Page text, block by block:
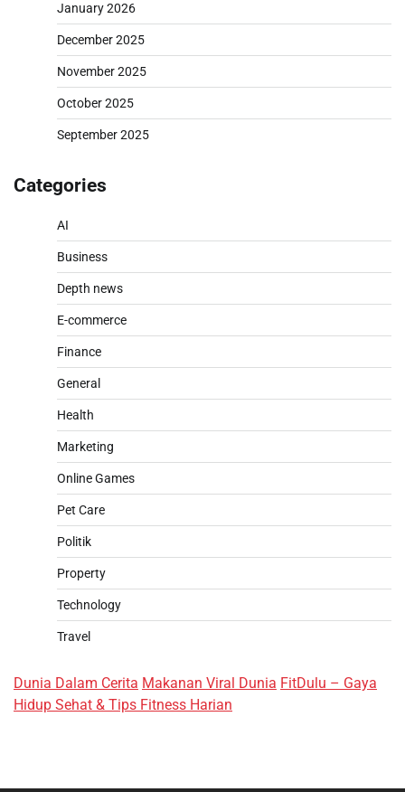
January 2026
December 2025
November 2025
October 2025
September 2025
Categories
AI
Business
Depth news
E-commerce
Finance
General
Health
Marketing
Online Games
Pet Care
Politik
Property
Technology
Travel
Dunia Dalam Cerita Makanan Viral Dunia FitDulu – Gaya
Hidup Sehat & Tips Fitness Harian